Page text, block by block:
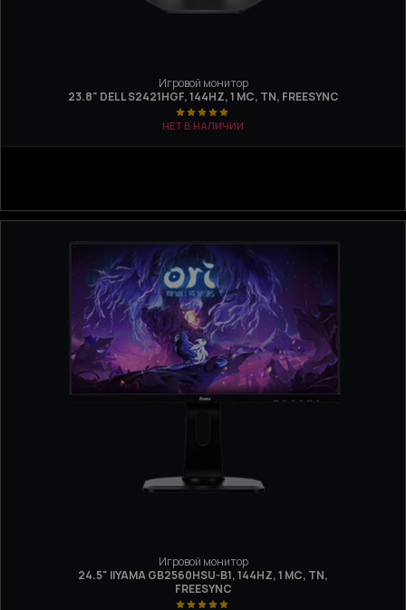
Игровой монитор
23.8" DELL S2421HGF, 144HZ, 1 МС, TN, FREESYNC
НЕТ В НАЛИЧИИ
Игровой монитор
24.5" IIYAMA GB2560HSU-B1, 144HZ, 1 МС, TN,
FREESYNC